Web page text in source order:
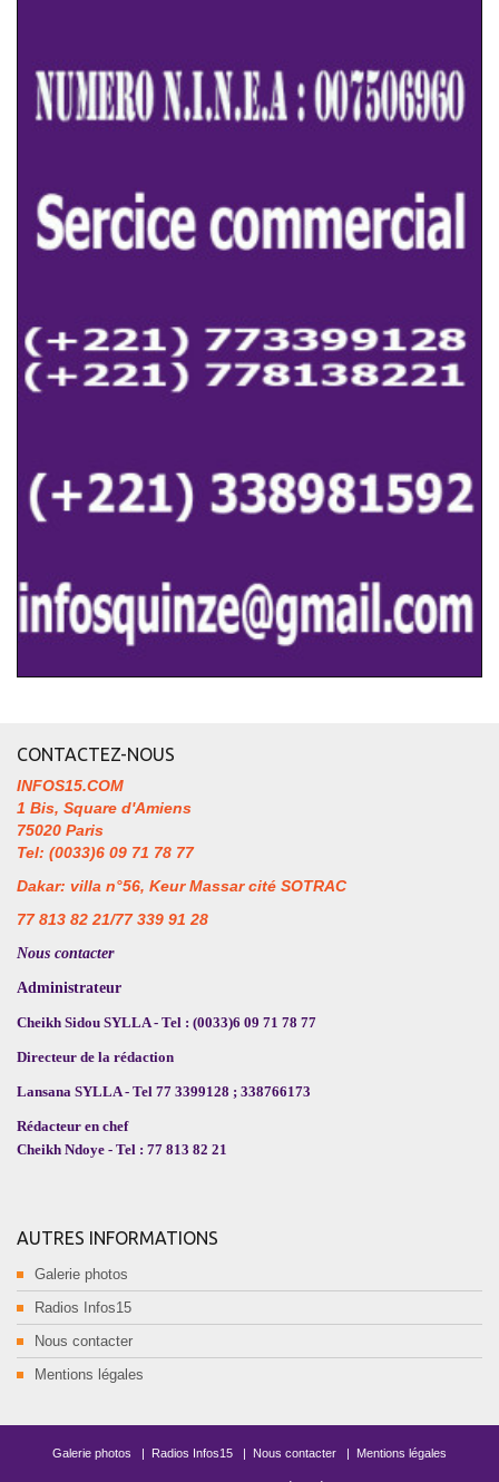
CONTACTEZ-NOUS
INFOS15.COM
1 Bis, Square d'Amiens
75020 Paris
Tel: (0033)6 09 71 78 77
Dakar: villa n°56, Keur Massar cité SOTRAC
77 813 82 21/77 339 91 28
Nous contacter
Administrateur
Cheikh Sidou SYLLA - Tel : (0033)6 09 71 78 77
Directeur de la rédaction
Lansana SYLLA - Tel 77 3399128 ; 338766173
Rédacteur en chef
Cheikh Ndoye - Tel : 77 813 82 21
AUTRES INFORMATIONS
Galerie photos
Radios Infos15
Nous contacter
Mentions légales
Galerie photos Radios Infos15 Nous contacter Mentions légales